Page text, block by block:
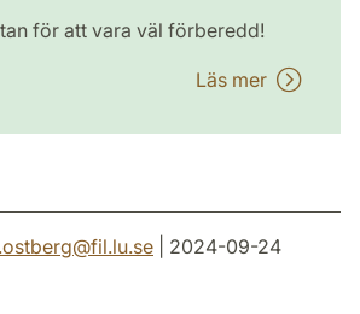
för att vara väl förberedd!
Läs mer
@fil.lu.se | 2024-09-24